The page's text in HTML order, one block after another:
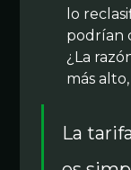
lo
podrían
¿La
más
La